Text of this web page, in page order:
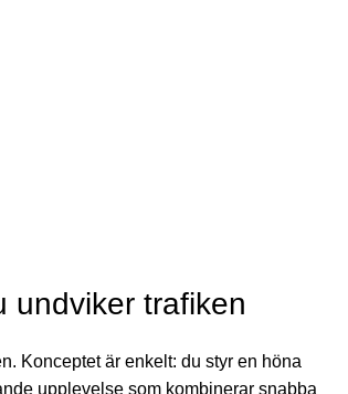
undviker trafiken
Konceptet är enkelt: du styr en höna
upplevelse som kombinerar snabba